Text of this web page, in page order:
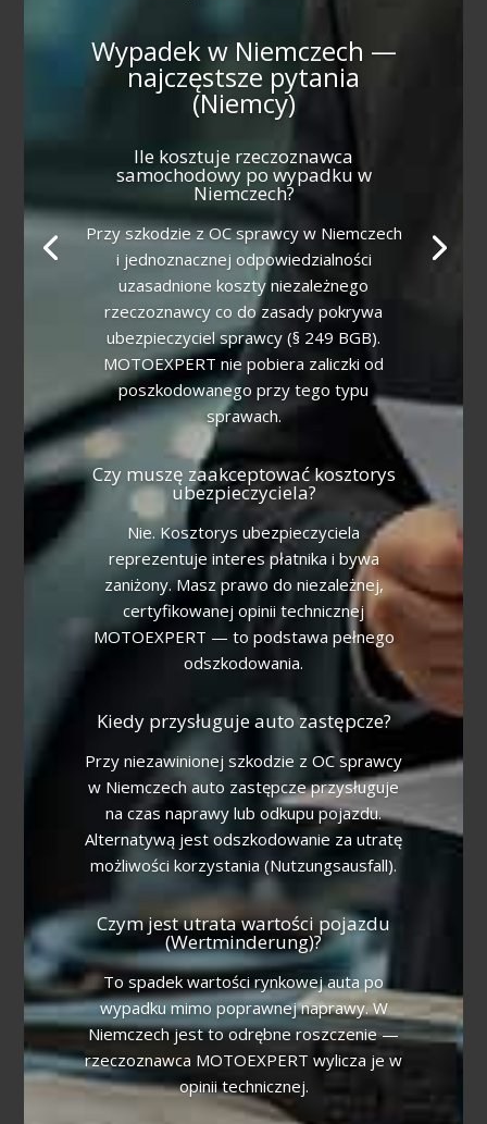
Wypadek w Niemczech —
najczęstsze pytania
(Niemcy)
Ile kosztuje rzeczoznawca
samochodowy po wypadku w
Niemczech?
Przy szkodzie z OC sprawcy w Niemczech
i jednoznacznej odpowiedzialności
uzasadnione koszty niezależnego
rzeczoznawcy co do zasady pokrywa
ubezpieczyciel sprawcy (§ 249 BGB).
MOTOEXPERT nie pobiera zaliczki od
poszkodowanego przy tego typu
sprawach.
Czy muszę zaakceptować kosztorys
ubezpieczyciela?
Nie. Kosztorys ubezpieczyciela
reprezentuje interes płatnika i bywa
zaniżony. Masz prawo do niezależnej,
certyfikowanej opinii technicznej
MOTOEXPERT — to podstawa pełnego
odszkodowania.
Kiedy przysługuje auto zastępcze?
Przy niezawinionej szkodzie z OC sprawcy
w Niemczech auto zastępcze przysługuje
na czas naprawy lub odkupu pojazdu.
Alternatywą jest odszkodowanie za utratę
możliwości korzystania (Nutzungsausfall).
Czym jest utrata wartości pojazdu
(Wertminderung)?
To spadek wartości rynkowej auta po
wypadku mimo poprawnej naprawy. W
Niemczech jest to odrębne roszczenie —
rzeczoznawca MOTOEXPERT wylicza je w
opinii technicznej.